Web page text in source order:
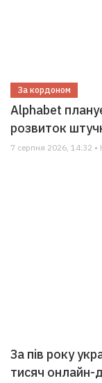
За кордоном
Alphabet
розвиток
7 серпня 2026, 14:32
За пів року
тисяч онлайн-